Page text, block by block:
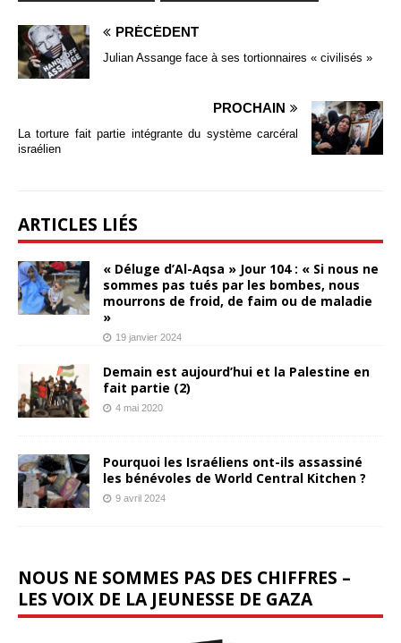
PRÉCÉDENT
Julian Assange face à ses tortionnaires « civilisés »
PROCHAIN
La torture fait partie intégrante du système carcéral
israélien
ARTICLES LIÉS
« Déluge d’Al-Aqsa » Jour 104 : « Si nous ne
sommes pas tués par les bombes, nous
mourrons de froid, de faim ou de maladie
»
19 janvier 2024
Demain est aujourd’hui et la Palestine en
fait partie (2)
4 mai 2020
Pourquoi les Israéliens ont-ils assassiné
les bénévoles de World Central Kitchen ?
9 avril 2024
NOUS NE SOMMES PAS DES CHIFFRES –
LES VOIX DE LA JEUNESSE DE GAZA